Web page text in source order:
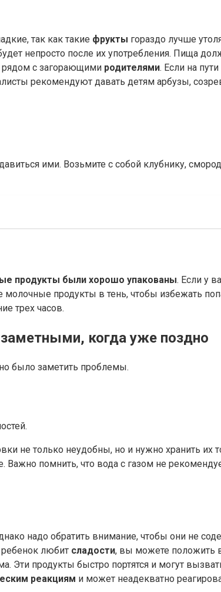
так как такие фрукты гораздо лучше
непросто после их употребления. Пища
рядом с загорающими родителями. Если на
рекомендуют давать детям арбузы,
ими. Возьмите с собой клубнику,
продукты были хорошо упакованы. Если у
продукты в тень, чтобы избежать
трех часов.
когда уже поздно
было заметить проблемы.
не только неудобны, но и нужно хранить их
помнить, что вода с газом не
надо обратить внимание, чтобы они не
ребенок любит сладости, вы можете положить
Эти продукты быстро портятся и могут
реакциям и может неадекватно